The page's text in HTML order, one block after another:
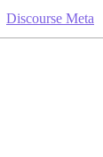
Discourse Meta